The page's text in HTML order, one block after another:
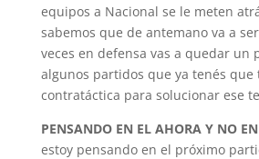
equipos a Nacional se le meten
sabemos que de antemano va a
veces en defensa vas a quedar un
algunos partidos que ya tenés que
contratáctica para solucionar ese
PENSANDO EN EL AHORA Y NO
estoy pensando en el próximo